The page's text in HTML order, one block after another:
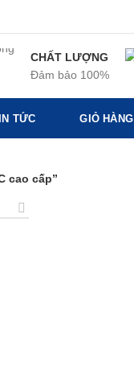
CHẤT LƯỢNG
Đảm bảo 100%
TỨC GIỎ HÀNG
cao cấp”